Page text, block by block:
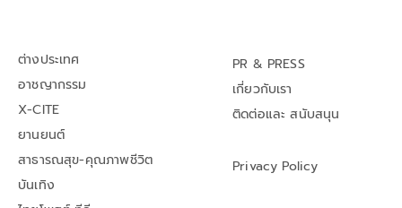
ต่างประเทศ
อาชญากรรม
X-CITE
ยานยนต์
สาธารณสุข-คุณภาพชีวิต
บันเทิง
PR & PRESS
เกี่ยวกับเรา
ติดต่อและ สนับสนุน
Privacy Policy